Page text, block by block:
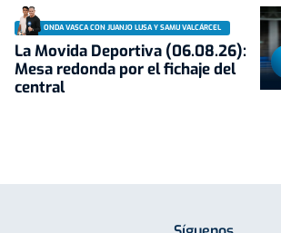
ONDA VASCA CON JUANJO LUSA Y SAMU VALCÁRCEL
La Movida Deportiva (06.08.26):
Mesa redonda por el fichaje del
central